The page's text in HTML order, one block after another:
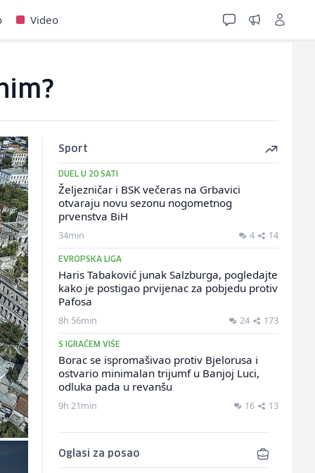
Video
Sport
DUEL U 20 SATI
Željezničar i BSK večeras na Grbavici
otvaraju novu sezonu nogometnog
prvenstva BiH
34min 4 14
EVROPSKA LIGA
Haris Tabaković junak Salzburga, pogledajte
kako je postigao prvijenac za pobjedu protiv
Pafosa
8h 56min 24 173
S IGRAČEM VIŠE
Borac se ispromašivao protiv Bjelorusa i
ostvario minimalan trijumf u Banjoj Luci,
odluka pada u revanšu
9h 21min 16 13
Oglasi za posao